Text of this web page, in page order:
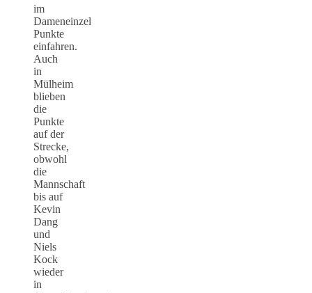
im
Dameneinzel
Punkte
einfahren.
Auch
in
Mülheim
blieben
die
Punkte
auf der
Strecke,
obwohl
die
Mannschaft
bis auf
Kevin
Dang
und
Niels
Kock
wieder
in